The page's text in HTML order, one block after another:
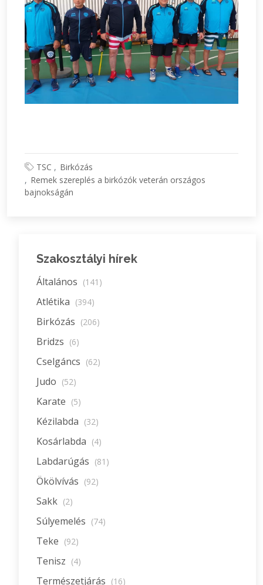
TSC
Birkózás
Remek szereplés a birkózók veterán országos
bajnokságán
Szakosztályi hírek
Általános (141)
Atlétika (394)
Birkózás (206)
Bridzs (6)
Cselgáncs (62)
Judo (52)
Karate (5)
Kézilabda (32)
Kosárlabda (4)
Labdarúgás (81)
Ökölvívás (92)
Sakk (2)
Súlyemelés (74)
Teke (92)
Tenisz (4)
Természetjárás (16)